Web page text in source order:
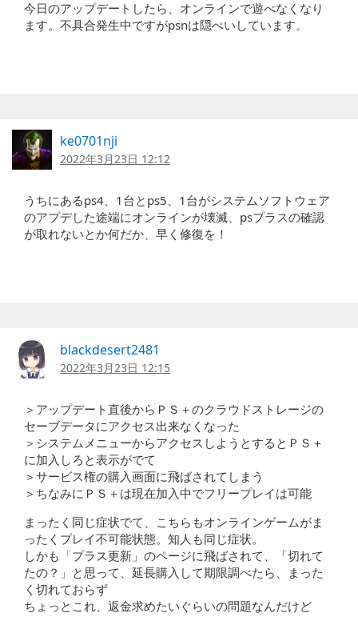
今日のアップデートしたら、オンラインで遊べなくなり
ます。不具合発生中ですがpsnは隠ぺいしています。
ke0701nji
2022年3月23日 12:12
うちにあるps4、1台とps5、1台がシステムソフトウェア
のアプデした途端にオンラインが壊滅、psプラスの確認
が取れないとか何だか、早く修復を！
blackdesert2481
2022年3月23日 12:15
＞アップデート直後からＰＳ＋のクラウドストレージの
セーブデータにアクセス出来なくなった
＞システムメニューからアクセスしようとするとＰＳ＋
に加入しろと表示がでて
＞サービス権の購入画面に飛ばされてしまう
＞ちなみにＰＳ＋は現在加入中でフリープレイは可能
まったく同じ症状でて、こちらもオンラインゲームがま
ったくプレイ不可能状態。知人も同じ症状。
しかも「プラス更新」のページに飛ばされて、「切れて
たの？」と思って、延長購入して期限調べたら、まった
く切れておらず
ちょっとこれ、返金求めたいぐらいの問題なんだけど